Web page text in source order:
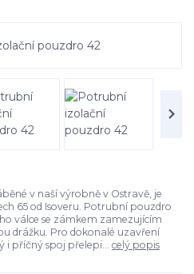
v naší výrobně v Ostravě, je
65 od Isoveru. Potrubní pouzdro
válce se zámkem zamezujícím
drážku. Pro dokonalé uzavření
příčný spoj přelepi... celý popis